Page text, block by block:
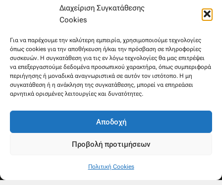
Διαχείριση Συγκατάθεσης
Cookies
Για να παρέχουμε την καλύτερη εμπειρία, χρησιμοποιούμε τεχνολογίες
όπως cookies για την αποθήκευση ή/και την πρόσβαση σε πληροφορίες
συσκευών. Η συγκατάθεση για τις εν λόγω τεχνολογίες θα μας επιτρέψει
να επεξεργαστούμε δεδομένα προσωπικού χαρακτήρα, όπως συμπεριφορά
περιήγησης ή μοναδικά αναγνωριστικά σε αυτόν τον ιστότοπο. Η μη
συγκατάθεση ή η ανάκληση της συγκατάθεσης, μπορεί να επηρεάσει
αρνητικά ορισμένες λειτουργίες και δυνατότητες.
Αποδοχή
Προβολή προτιμήσεων
Πολιτική Cookies